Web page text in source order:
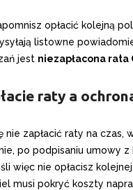
opłacić kolejną
listowne
jest niezapłacona rata
raty a
nie zapłacić raty na
po podpisaniu umowy
więc nie opłacisz
musi pokryć koszty